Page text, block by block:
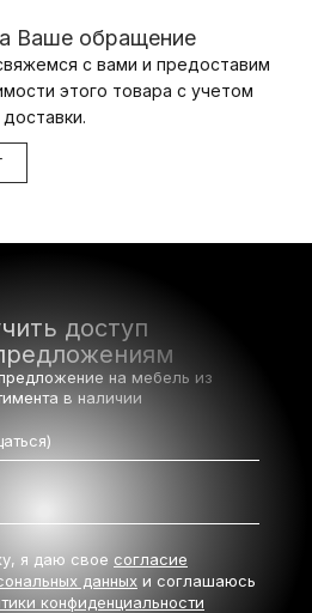
Ваше обращение
с вами и предоставим
этого товара с учетом
доставки.
доступ
на мебель из
в наличии
я даю свое согласие
данных и соглашаюсь
конфиденциальности